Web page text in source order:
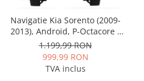
Navigatie Kia Sorento (2009-
2013), Android, P-Octacore /
2GB RAM + 32GB ROM, 10.1
Inch - AD-BGP10002+AD-
BGRKIT208
1.199,99 RON
999,99 RON
TVA inclus